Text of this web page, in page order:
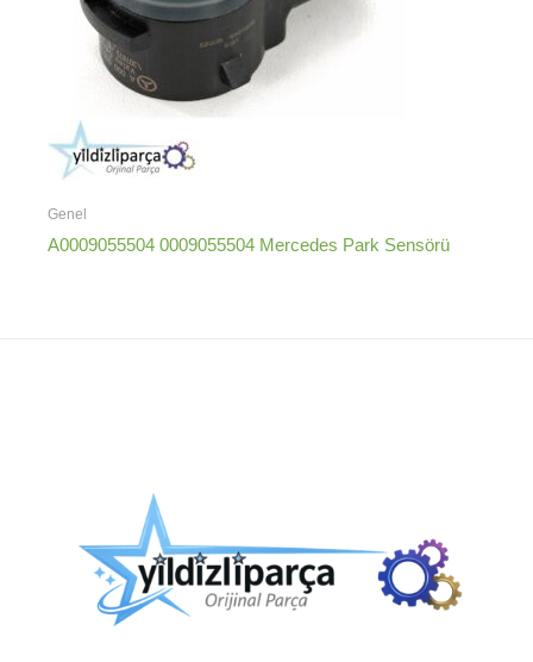
Genel
A0009055504 0009055504 Mercedes Park Sensörü